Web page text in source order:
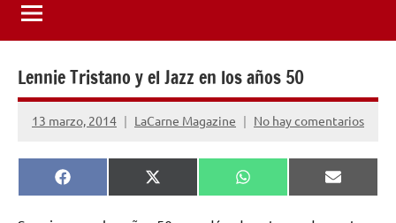
Lennie Tristano y el Jazz en los años 50
13 marzo, 2014 LaCarne Magazine No hay comentarios
Compartir
en
Facebook
Compartir
en
X
(Twitter)
Compartir
en
WhatsApp
en
Email